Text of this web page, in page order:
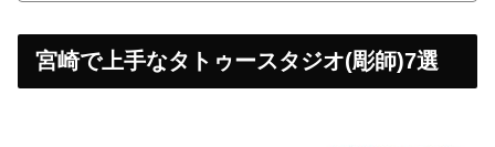
宮崎で上手なタトゥースタジオ(彫師)7選